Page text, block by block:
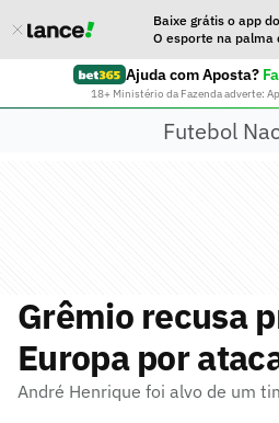
Baixe grátis o app
O esporte na palma
Ajuda com Aposta?
18+ Ministério da Fazenda adverte:
Futebol
Grêmio recusa
Europa por
André Henrique foi alvo de um